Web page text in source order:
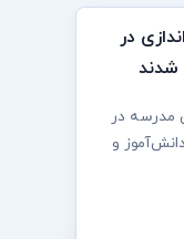
در
شدند
مدرسه در
سال تحصیلی ۲۰۲۵ حدود ۳۱۰۰ دانش‌آموز و